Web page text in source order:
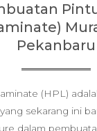
Pekanbaru
(HPL)
sekarang ini
dalam